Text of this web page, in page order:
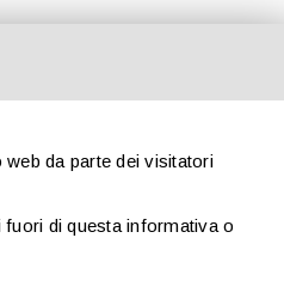
LOGIN AREA
da parte dei visitatori
di questa informativa o